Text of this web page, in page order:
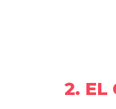
2. EL